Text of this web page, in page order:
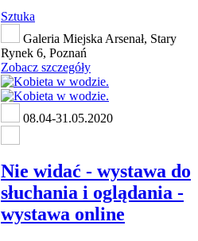
Sztuka
Galeria Miejska Arsenał, Stary
Rynek 6, Poznań
Zobacz szczegóły
08.04-31.05.2020
Nie widać - wystawa do
słuchania i oglądania -
wystawa online